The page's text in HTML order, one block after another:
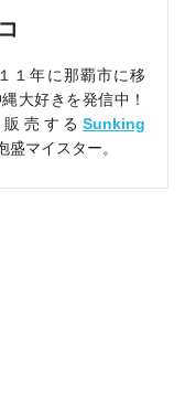
１年に那覇市に移
大好きを発信中！
売する Sunking
マイスター。